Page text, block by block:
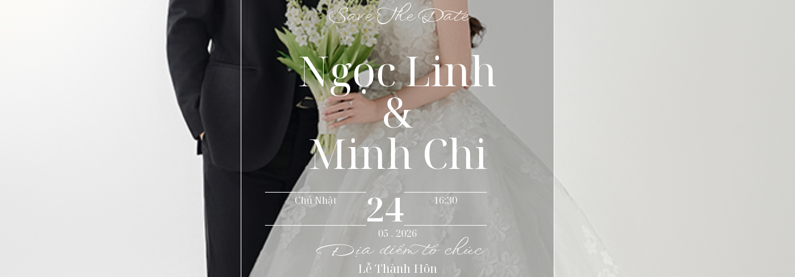
Save The Date
Ngọc Linh
&
Minh Chi
Chủ Nhật 24 16:30
05 . 2026
Địa điểm tổ chức
Lễ Thành Hôn